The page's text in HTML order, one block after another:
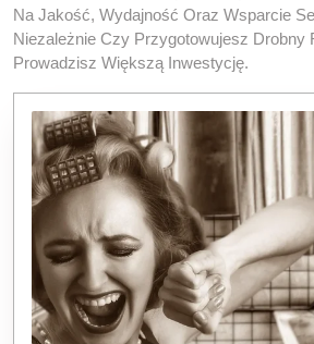
Na Jakość, Wydajność Oraz Wsparcie
Niezależnie Czy Przygotowujesz Drobny
Prowadzisz Większą Inwestycję.